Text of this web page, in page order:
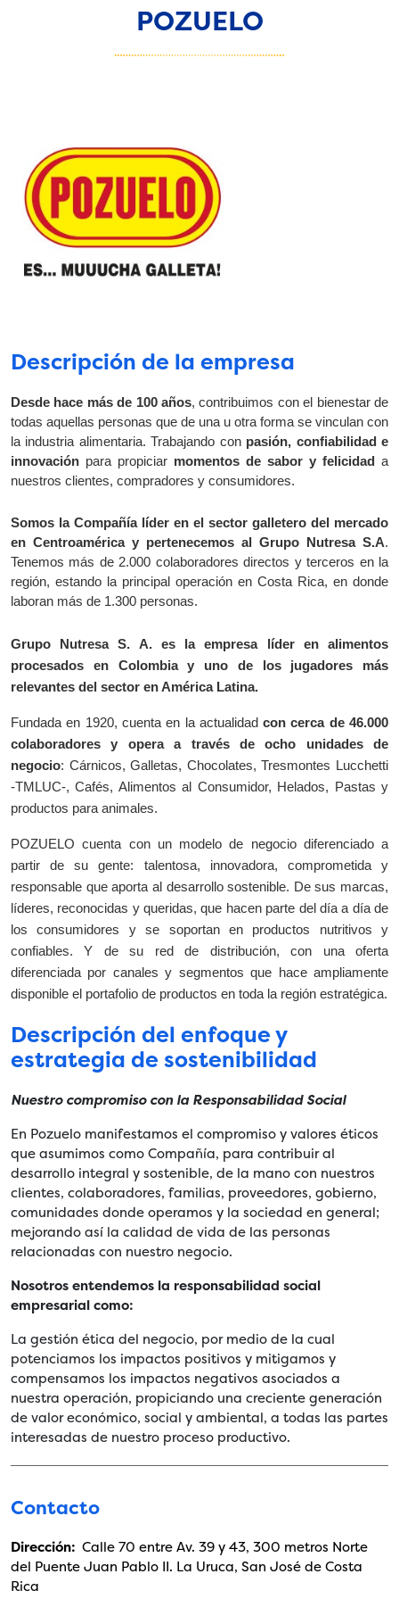
POZUELO
Descripción de la empresa
Desde hace más de 100 años, contribuimos con el bienestar de
todas aquellas personas que de una u otra forma se vinculan con
la industria alimentaria. Trabajando con pasión, confiabilidad e
innovación para propiciar momentos de sabor y felicidad a
nuestros clientes, compradores y consumidores.
Somos la Compañía líder en el sector galletero del mercado
en Centroamérica y pertenecemos al Grupo Nutresa S.A.
Tenemos más de 2.000 colaboradores directos y terceros en la
región, estando la principal operación en Costa Rica, en donde
laboran más de 1.300 personas.
Grupo Nutresa S. A. es la empresa líder en alimentos
procesados en Colombia y uno de los jugadores más
relevantes del sector en América Latina.
Fundada en 1920, cuenta en la actualidadcon cerca de 46.000
colaboradores y opera a través de ocho unidades de
negocio: Cárnicos, Galletas, Chocolates, Tresmontes Lucchetti
-TMLUC-, Cafés, Alimentos al Consumidor, Helados, Pastas y
productos para animales.
POZUELO cuenta con un modelo de negocio diferenciado a
partir de su gente: talentosa, innovadora, comprometida y
responsable que aporta al desarrollo sostenible. De sus marcas,
líderes, reconocidas y queridas, que hacen parte del día a día de
los consumidores y se soportan en productos nutritivos y
confiables. Y de su red de distribución, con una oferta
diferenciada por canales y segmentos que hace ampliamente
disponible el portafolio de productos en toda la región estratégica.
Descripción del enfoque y
estrategia de sostenibilidad
Nuestro compromiso con la Responsabilidad Social
En Pozuelo manifestamos el compromiso y valores éticos
que asumimos como Compañía, para contribuir al
desarrollo integral y sostenible, de la mano con nuestros
clientes, colaboradores, familias, proveedores, gobierno,
comunidades donde operamos y la sociedad en general;
mejorando así la calidad de vida de las personas
relacionadas con nuestro negocio.
Nosotros entendemos la responsabilidad social
empresarial como:
La gestión ética del negocio, por medio de la cual
potenciamos los impactos positivos y mitigamos y
compensamos los impactos negativos asociados a
nuestra operación, propiciando una creciente generación
de valor económico, social y ambiental, a todas las partes
interesadas de nuestro proceso productivo.
Contacto
Dirección: Calle 70 entre Av. 39 y 43, 300 metros Norte
del Puente Juan Pablo II. La Uruca, San José de Costa
Rica